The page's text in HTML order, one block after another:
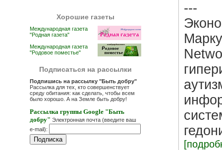
Хорошие газеты
Международная газета
"Родная газета"
Международная газета
"Родовое поместье"
Подписаться на рассылки
Подпишись на рассылку "Быть добру"
Рассылка для тех, кто совершенствует
среду обитания: как сделать, чтобы всем
было хорошо. А на Земле быть добру!
Рассылка группы Google "Быть
добру" Электронная почта (введите ваш
e-mail):
---